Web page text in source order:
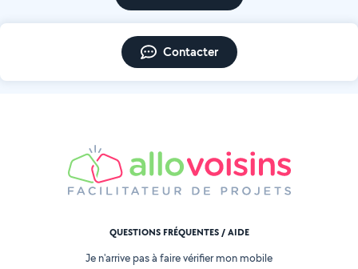
Contacter
QUESTIONS FRÉQUENTES / AIDE
Je n'arrive pas à faire vérifier mon mobile